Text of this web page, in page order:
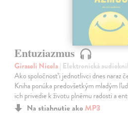
Entuziazmus
Girasoli Nicola| Elektronická
Ako spoločnosť i jednotlivci dnes naraz
Kniha ponúka predovšetkým mladým
ich privedie k životu plnému radosti a
Na stiahnutie ako MP3